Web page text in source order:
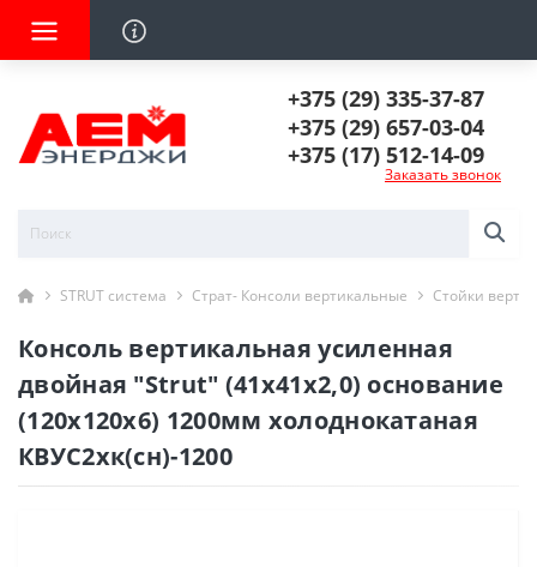
+375 (29) 335-37-87
+375 (29) 657-03-04
+375 (17) 512-14-09
Заказать звонок
STRUT система Страт- Консоли вертикальные Стойки
Консоль вертикальная усиленная
двойная "Strut" (41х41х2,0) основание
(120х120х6) 1200мм холоднокатаная
КВУС2хк(сн)-1200